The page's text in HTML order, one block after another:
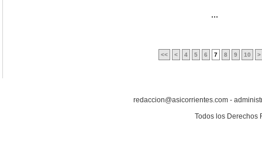
...
<< < 4 5 6 7 8 9 10 >
redaccion@asicorrientes.com -
Todos los Derechos